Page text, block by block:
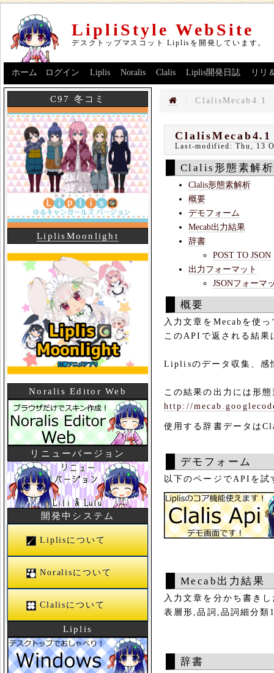
LipliStyle WebSite
デスクトップマスコット Liplisを開発しています。
ホーム ログイン Liplis Noralis Clalis Liplis開発日誌 リリ
ClalisMecab4.1
ClalisMecab4.1
Last-modified:Thu, 13
Clalis形態素解析
Clalis形態素解析
概要
デモフォーム
Mecab出力結果
辞書
POST TO JSON
出力フォーマット
JSONフォーマ
概要
入力文章をMecabを使
このAPIで返される結果
Liplisのデータ収集、感
この結果の出力には形
http://
使用する辞書データは
デモフォーム
以下のページでAPIを試
Mecab出力結果
入力文章を分かち書き
表層形,品詞,品詞細分類
辞書
C97 冬コミ
LiplisMoonlight
Noralis Editor Web
リニューバージョン
開発中システム
Liplisについて
Noralisについて
Clalisについて
Liplis